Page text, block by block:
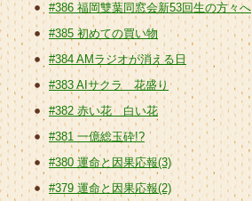
#386 福岡雙葉同窓会新53回生の方々へ
#385 初めての買い物
#384 AMラジオが消える日
#383 AIサクラ 花盛り
#382 赤い花 白い花
#381 一億総玉砕!?
#380 運命と因果応報(3)
#379 運命と因果応報(2)